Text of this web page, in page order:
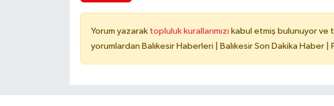
Yorum yazarak topluluk kurallarımızı kabul etmiş bulunuyor ve
yorumlardan Balıkesir Haberleri | Balıkesir Son Dakika Haber